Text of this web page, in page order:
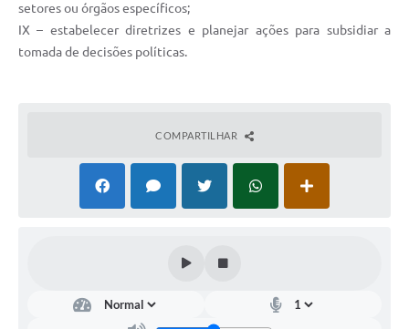
setores ou órgãos específicos;
IX – estabelecer diretrizes e planejar ações para subsidiar a
tomada de decisões políticas.
COMPARTILHAR